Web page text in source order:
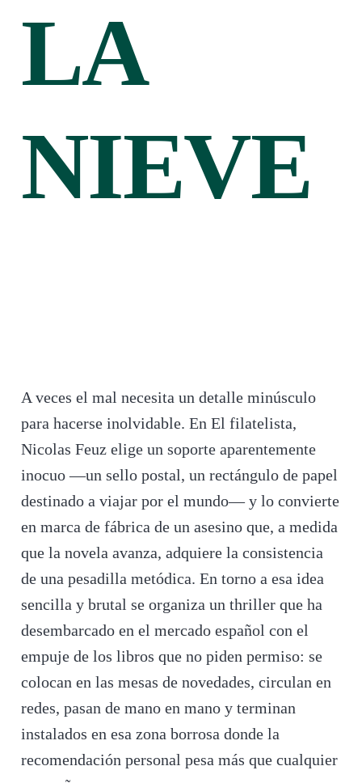
LA
NIEVE
A veces el mal necesita un detalle minúsculo
para hacerse inolvidable. En El filatelista,
Nicolas Feuz elige un soporte aparentemente
inocuo —un sello postal, un rectángulo de papel
destinado a viajar por el mundo— y lo convierte
en marca de fábrica de un asesino que, a medida
que la novela avanza, adquiere la consistencia
de una pesadilla metódica. En torno a esa idea
sencilla y brutal se organiza un thriller que ha
desembarcado en el mercado español con el
empuje de los libros que no piden permiso: se
colocan en las mesas de novedades, circulan en
redes, pasan de mano en mano y terminan
instalados en esa zona borrosa donde la
recomendación personal pesa más que cualquier